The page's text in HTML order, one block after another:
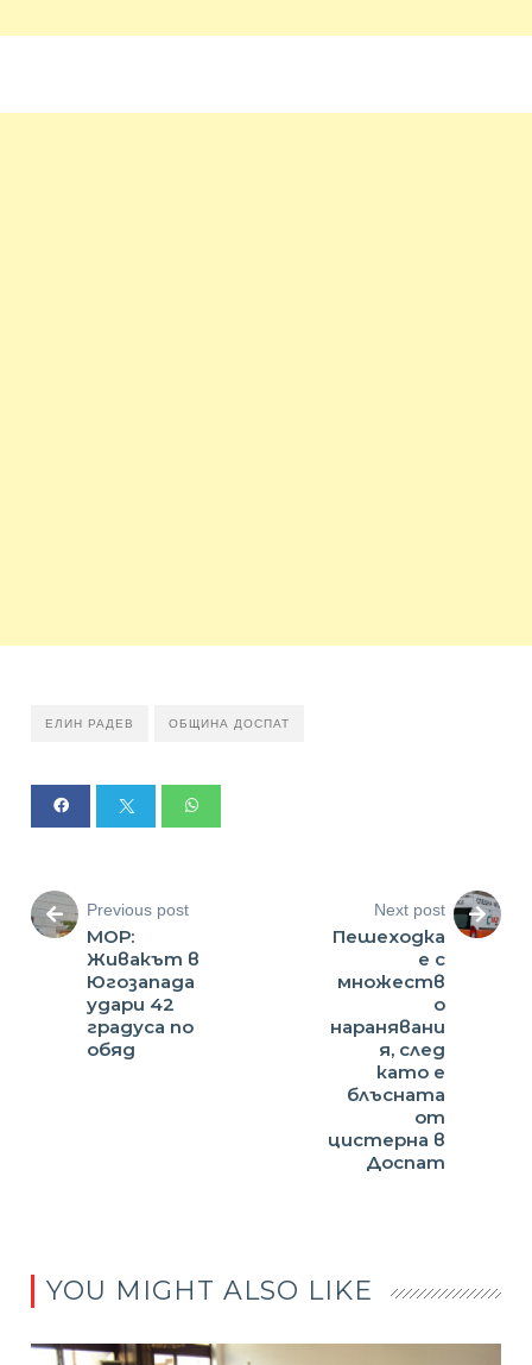
ЕЛИН РАДЕВ ОБЩИНА ДОСПАТ
Previous post
МОР:
Живакът в
Югозапада
удари 42
градуса по
обяд
Next post
Пешеходка
е с
множеств
о
наранявани
я, след
като е
блъсната
от
цистерна в
Доспат
YOU MIGHT ALSO LIKE